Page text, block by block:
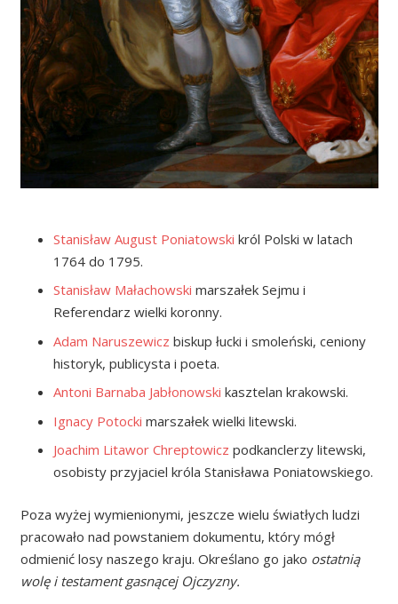
Stanisław August Poniatowski król Polski w latach
1764 do 1795.
Stanisław Małachowski marszałek Sejmu i
Referendarz wielki koronny.
Adam Naruszewicz biskup łucki i smoleński, ceniony
historyk, publicysta i poeta.
Antoni Barnaba Jabłonowski kasztelan krakowski.
Ignacy Potocki marszałek wielki litewski.
Joachim Litawor Chreptowicz podkanclerzy litewski,
osobisty przyjaciel króla Stanisława Poniatowskiego.
Poza wyżej wymienionymi, jeszcze wielu światłych ludzi
pracowało nad powstaniem dokumentu, który mógł
odmienić losy naszego kraju. Określano go jako ostatnią
wolę i testament gasnącej Ojczyzny.